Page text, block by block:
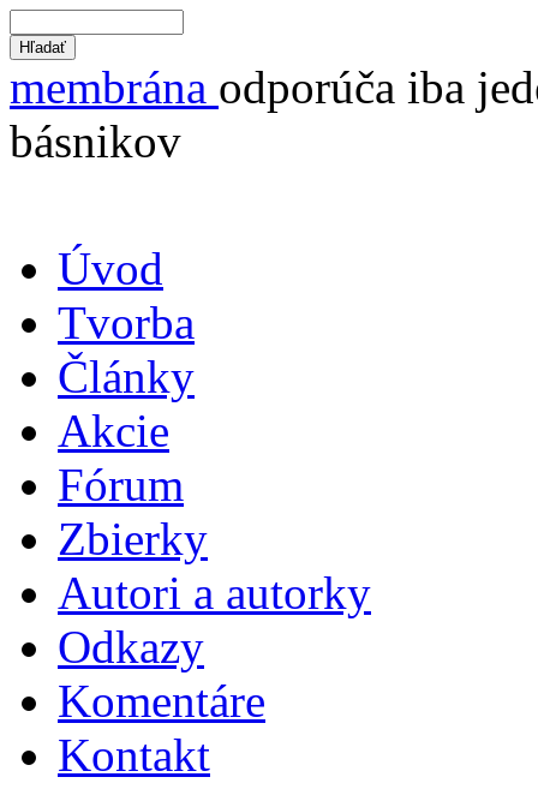
membrána odporúča iba
básnikov
Úvod
Tvorba
Články
Akcie
Fórum
Zbierky
Autori a autorky
Odkazy
Komentáre
Kontakt